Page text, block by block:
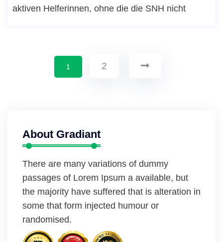
aktiven Helferinnen, ohne die die SNH nicht
1 2
About Gradiant
There are many variations of dummy
passages of Lorem Ipsum a available, but
the majority have suffered that is alteration in
some that form injected humour or
randomised.